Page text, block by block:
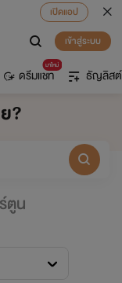
เปิดแอป
เข้าสู่ระบบ
มาใหม่
ดรีมแชท ธัญลิสต์
?
ตูน